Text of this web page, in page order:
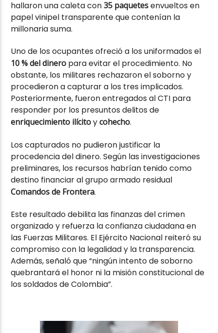
hallaron una caleta con35 paquetesenvueltos en
papel vinipel transparente que contenían la
millonaria suma.
Uno de los ocupantes ofreció a los uniformados el
10 % del dinero para evitar el procedimiento. No
obstante, los militares rechazaron el soborno y
procedieron a capturar a los tres implicados.
Posteriormente, fueron entregados al CTI para
responder por los presuntos delitos de
enriquecimiento ilícitoycohecho.
Los capturados no pudieron justificar la
procedencia del dinero. Según las investigaciones
preliminares, los recursos habrían tenido como
destino financiar al grupo armado residual
Comandos de Frontera.
Este resultado debilita las finanzas del crimen
organizado y refuerza la confianza ciudadana en
las Fuerzas Militares. El Ejército Nacional reiteró su
compromiso con la legalidad y la transparencia.
Además, señaló que “ningún intento de soborno
quebrantará el honor ni la misión constitucional de
los soldados de Colombia”.